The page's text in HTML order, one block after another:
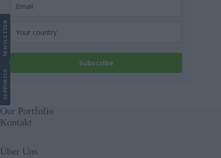
Subscribe
SUPPORT
US
NEWS
LETTER
Our Portfolio
Kontakt
Über Uns